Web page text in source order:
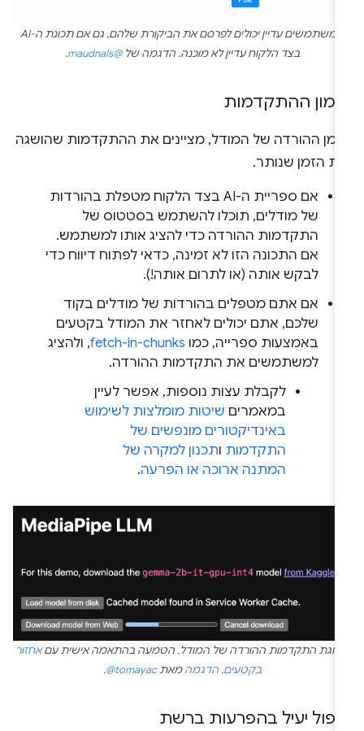
המשתמשים עדיין יכולים לפרסם את הביקורת שלהם, גם אם תכונת ה-AI
בצד הלקוח עדיין לא מוכנה. הדגמה של@maudnals
.
ההתקדמות
ההורדה של המודל, מציינים את ההתקדמות שהושגה
הזמן שנותר.
אם ספריית ה-AI בצד הלקוח מטפלת בהורדות
של מודלים, תוכלו להשתמש בסטטוס של
התקדמות ההורדה כדי להציג אותו למשתמש.
אם התכונה הזו לא זמינה, כדאי לפתוח דיווח כדי
לבקש אותה (או לתרום אותה!).
אם אתם מטפלים בהורדות של מודלים בקוד
שלכם, אתם יכולים לאחזר את המודל בקטעים
באמצעות ספרייה, כמוfetch-in-chunks, ולהציג
למשתמשים את התקדמות ההורדה.
לקבלת עצות נוספות, אפשר לעיין
במאמריםשיטות מומלצות לשימוש
באינדיקטורים מונפשים של
התקדמותותכנון למקרה של
המתנה ארוכה או הפרעה.
התקדמות ההורדה של המודל. הטמעה בהתאמה אישית עםאחזור
בקטעים.הדגמהמאת‎@tomayac
.
יעיל בהפרעות ברשת